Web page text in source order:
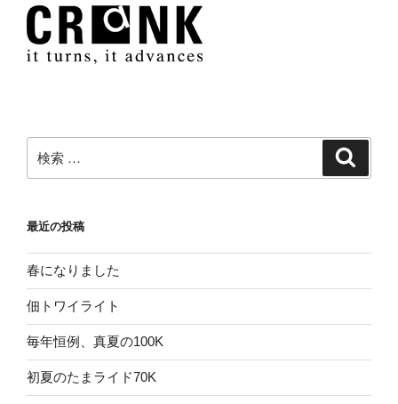
ン
索:
最近の投稿
春になりました
佃トワイライト
毎年恒例、真夏の100K
初夏のたまライド70K